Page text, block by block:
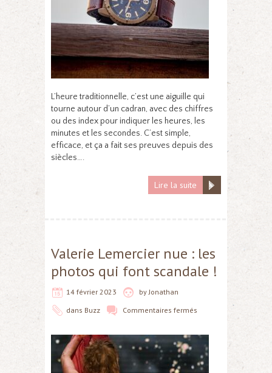
L’heure traditionnelle, c’est une aiguille qui
tourne autour d’un cadran, avec des chiffres
ou des index pour indiquer les heures, les
minutes et les secondes. C’est simple,
efficace, et ça a fait ses preuves depuis des
siècles….
Lire la suite
Valerie Lemercier nue : les
photos qui font scandale !
14 février 2023 by Jonathan
dans Buzz Commentaires fermés